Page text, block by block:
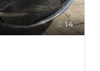
14